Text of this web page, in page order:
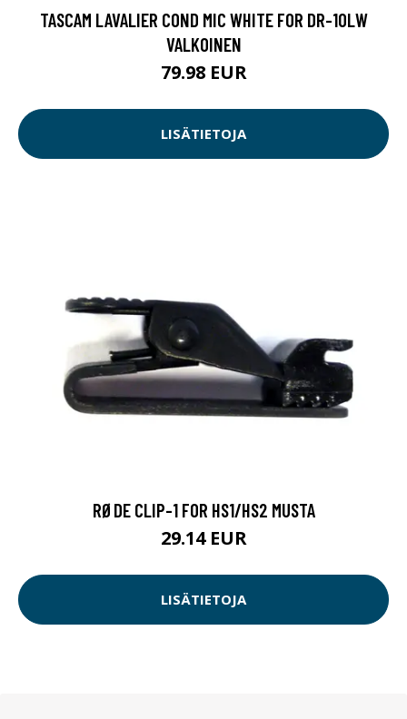
TASCAM LAVALIER COND MIC WHITE FOR DR-10LW
VALKOINEN
79.98 EUR
LISÄTIETOJA
RØDE CLIP-1 FOR HS1/HS2 MUSTA
29.14 EUR
LISÄTIETOJA